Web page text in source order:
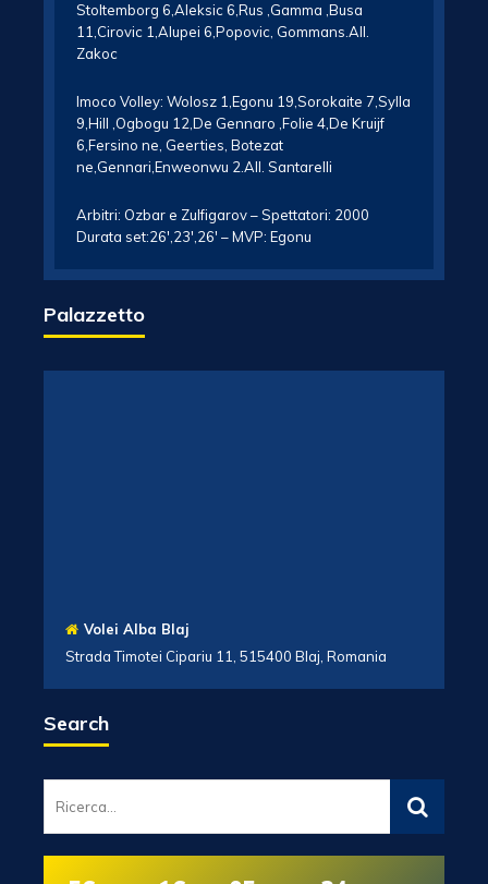
Stoltemborg 6,Aleksic 6,Rus ,Gamma ,Busa
11,Cirovic 1,Alupei 6,Popovic, Gommans.All.
Zakoc
Imoco Volley: Wolosz 1,Egonu 19,Sorokaite 7,Sylla
9,Hill ,Ogbogu 12,De Gennaro ,Folie 4,De Kruijf
6,Fersino ne, Geerties, Botezat
ne,Gennari,Enweonwu 2.All. Santarelli
Arbitri: Ozbar e Zulfigarov – Spettatori: 2000
Durata set:26′,23′,26′ – MVP: Egonu
Palazzetto
Volei Alba Blaj
Strada Timotei Cipariu 11, 515400 Blaj, Romania
Search